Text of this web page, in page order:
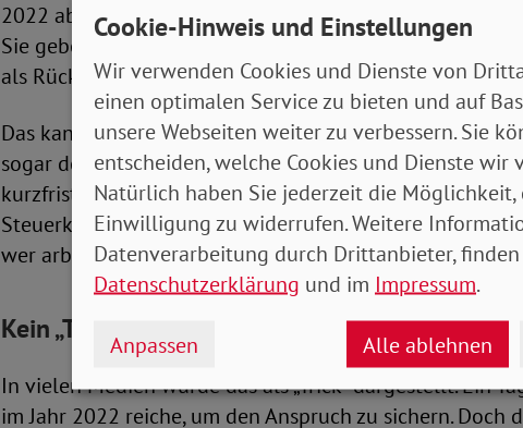
2022 abhängig steuerpflichtig beschäftigt waren, ihre
Sie geben die Einkünfte später in der Steuererklärung
als Rückzahlung.
Das kann eine Selbstständigkeit nebenher sein oder ein
sogar der aus SoVD-Sicht sonst problematische
kurzfristige Beschäftigung), der bald bis 520 Euro gilt.
Steuerklasse 6, der Arbeitgeber versteuert sie meist
wer arbeitet und dafür Steuern zahlt.
Kein „Trick 17“: Minijob muss ernste Absicht
In vielen Medien wurde das als „Trick“ dargestellt. Ein
im Jahr 2022 reiche, um den Anspruch zu sichern. Doch
Cookie-Hinweis und Einstellungen
Wir verwenden Cookies und Dienste von
einen optimalen Service zu bieten und auf
unsere Webseiten weiter zu verbessern. Sie
entscheiden, welche Cookies und Dienste wir
Natürlich haben Sie jederzeit die
Einwilligung zu widerrufen. Weitere
Datenverarbeitung durch Drittanbieter,
Datenschutzerklärung und im Impressum.
Anpassen Alle ablehnen